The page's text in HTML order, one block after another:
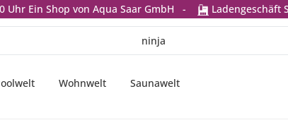
Uhr Ein Shop von Aqua Saar GmbH - Ladengeschäft
Wohnwelt Saunawelt